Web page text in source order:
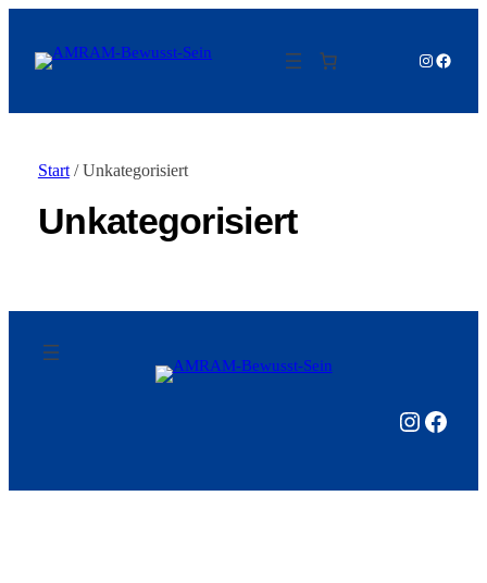
Instagram
Start/ Unkategorisiert
Unkategorisiert
Instagram Facebook